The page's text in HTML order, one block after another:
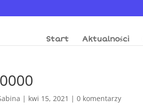
Start Aktualności
| kwi 15, 2021 |0 komentarzy